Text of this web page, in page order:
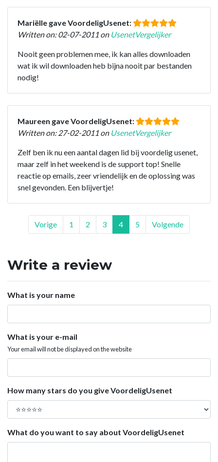
Mariëlle gave VoordeligUsenet:
Written on: 02-07-2011 on UsenetVergelijker
Nooit geen problemen mee, ik kan alles downloaden
wat ik wil downloaden heb bijna nooit par bestanden
nodig!
Maureen gave VoordeligUsenet:
Written on: 27-02-2011 on UsenetVergelijker
Zelf ben ik nu een aantal dagen lid bij voordelig usenet,
maar zelf in het weekend is de support top! Snelle
reactie op emails, zeer vriendelijk en de oplossing was
snel gevonden. Een blijvertje!
Vorige 1 2 3 4 5 Volgende
Write a review
What is your name
What is your e-mail
Your email will not be displayed on the website
How many stars do you give VoordeligUsenet
What do you want to say about VoordeligUsenet